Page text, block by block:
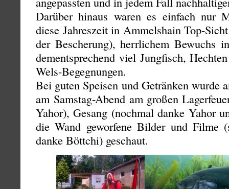
Darüber hinaus waren es einfach nur
diese Jahreszeit in Ammelshain Top-
der Bescherung), herrlichem Bewuchs
dementsprechend viel Jungfisch,
Wels-Begegnungen.
Bei guten Speisen und Getränken wurde
am Samstag-Abend am großen
Yahor), Gesang (nochmal danke Yahor
die Wand geworfene Bilder und Filme
danke Böttchi) geschaut.